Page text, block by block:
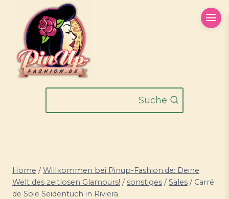
springen
Suche
Home / Willkommen bei Pinup-Fashion.de: Deine
Welt des zeitlosen Glamours! / sonstiges / Sales / Carré
de Soie Seidentuch in Riviera